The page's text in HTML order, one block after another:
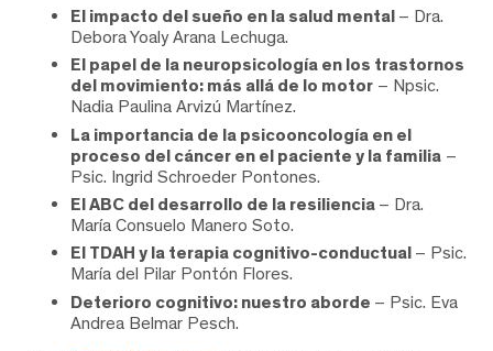
El impacto del sueño en la salud mental – Dra.
Debora Yoaly Arana Lechuga.
El papel de la neuropsicología en los trastornos
del movimiento: más allá de lo motor – Npsic.
Nadia Paulina Arvizú Martínez.
La importancia de la psicooncología en el
proceso del cáncer en el paciente y la familia –
Psic. Ingrid Schroeder Pontones.
El ABC del desarrollo de la resiliencia – Dra.
María Consuelo Manero Soto.
El TDAH y la terapia cognitivo-conductual – Psic.
María del Pilar Pontón Flores.
Deterioro cognitivo: nuestro aborde – Psic. Eva
Andrea Belmar Pesch.